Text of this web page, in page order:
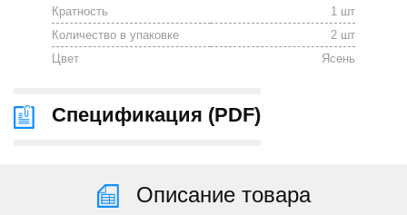
Кратность
1 шт
Количество в упаковке
2 шт
Цвет
Ясень
Спецификация (PDF)
Описание товара